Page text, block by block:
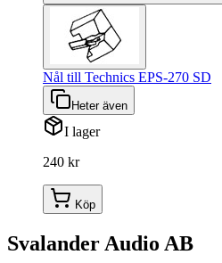
Nål till Technics EPS-270 SD
Heter även
I lager
240 kr
Köp
Svalander Audio AB